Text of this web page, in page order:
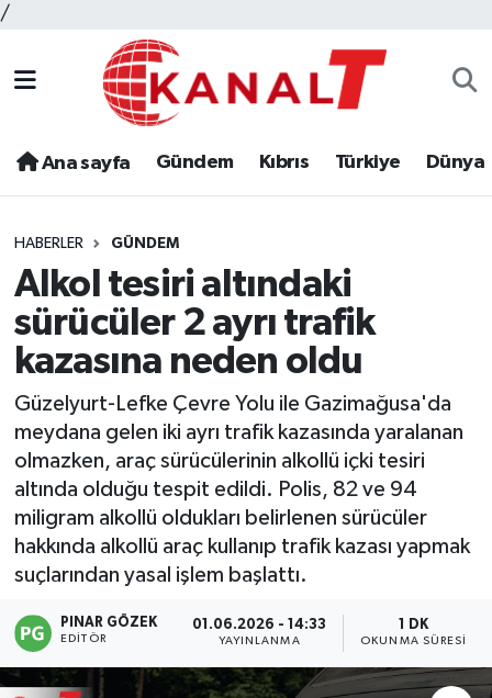
/
Ana sayfa Gündem Kıbrıs Türkiye Dünya
HABERLER GÜNDEM
Alkol tesiri altındaki
sürücüler 2 ayrı trafik
kazasına neden oldu
Güzelyurt-Lefke Çevre Yolu ile Gazimağusa'da
meydana gelen iki ayrı trafik kazasında yaralanan
olmazken, araç sürücülerinin alkollü içki tesiri
altında olduğu tespit edildi. Polis, 82 ve 94
miligram alkollü oldukları belirlenen sürücüler
hakkında alkollü araç kullanıp trafik kazası yapmak
suçlarından yasal işlem başlattı.
PINAR GÖZEK
EDITÖR
01.06.2026 - 14:33
YAYINLANMA
1 DK
OKUNMA SÜRESI